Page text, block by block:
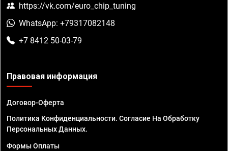
https://vk.com/euro_chip_tuning
WhatsApp: +79317082148
+7 8412 50-03-79
Правовая информация
Договор-Оферта
Политика Конфиденциальности. Согласие На Обработку
Персональных Данных.
Формы Оплаты